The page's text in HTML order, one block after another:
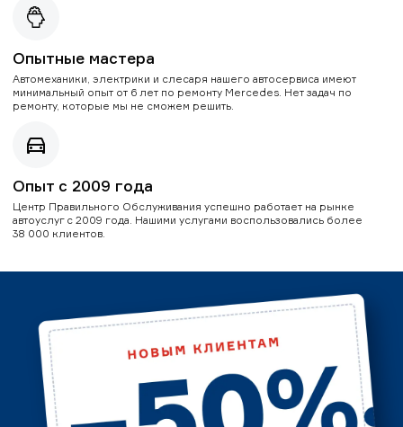
Опытные мастера
Автомеханики, электрики и слесаря нашего автосервиса имеют
минимальный опыт от 6 лет по ремонту Mercedes. Нет задач по
ремонту, которые мы не сможем решить.
Опыт с 2009 года
Центр Правильного Обслуживания успешно работает на рынке
автоуслуг с 2009 года. Нашими услугами воспользовались более
38 000 клиентов.